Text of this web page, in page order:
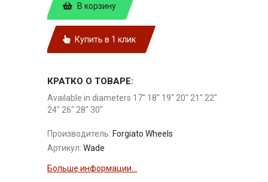
В корзину
Купить в 1 клик
КРАТКО О ТОВАРЕ:
Available in diameters 17" 18" 19" 20" 21" 22"
24" 26" 28" 30"
Производитель: Forgiato Wheels
Артикул: Wade
Больше информации...